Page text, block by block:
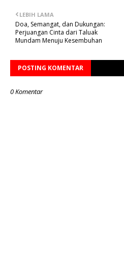
LEBIH LAMA
Doa, Semangat, dan Dukungan:
Perjuangan Cinta dari Taluak
Mundam Menuju Kesembuhan
POSTING KOMENTAR
0 Komentar